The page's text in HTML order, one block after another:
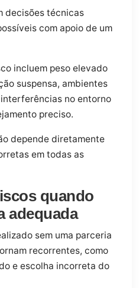
decisões técnicas
com apoio de um
incluem peso elevado
suspensa, ambientes
no entorno
preciso.
depende diretamente
em todas as
quando
adequada
sem uma parceria
recorrentes, como
e escolha incorreta do